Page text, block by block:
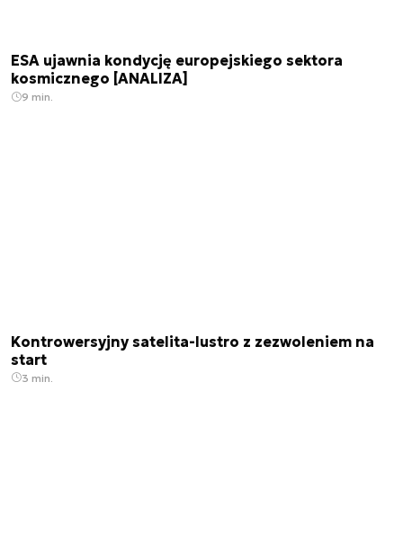
ESA ujawnia kondycję europejskiego sektora
kosmicznego [ANALIZA]
9 min.
Kontrowersyjny satelita-lustro z zezwoleniem na
start
3 min.